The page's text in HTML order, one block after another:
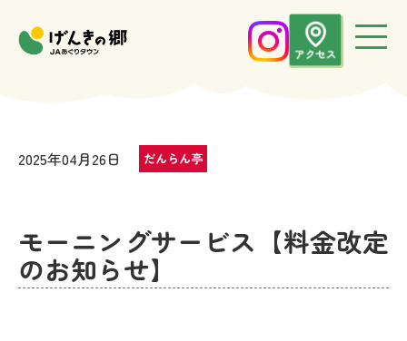
2025年04月26日 だんらん亭
モーニングサービス【料金改定
のお知らせ】